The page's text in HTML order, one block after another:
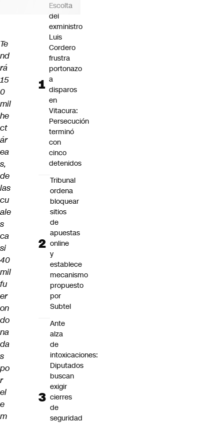
Te
nd
rá
15
0
mil
he
ct
ár
ea
s,
de
las
cu
ale
s
ca
si
40
mil
fu
er
on
do
na
da
s
po
r
el
e
m
Escolta
del
exministro
Luis
Cordero
frustra
portonazo
a
disparos
en
Vitacura:
Persecución
terminó
con
cinco
detenidos
Tribunal
ordena
bloquear
sitios
de
apuestas
online
y
establece
mecanismo
propuesto
por
Subtel
Ante
alza
de
intoxicaciones:
Diputados
buscan
exigir
cierres
de
seguridad